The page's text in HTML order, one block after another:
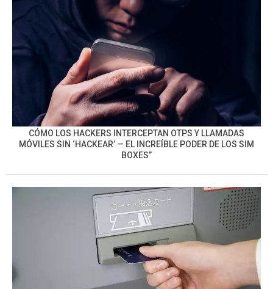
CÓMO LOS HACKERS INTERCEPTAN OTPS Y LLAMADAS
MÓVILES SIN ‘HACKEAR’ — EL INCREÍBLE PODER DE LOS SIM
BOXES”